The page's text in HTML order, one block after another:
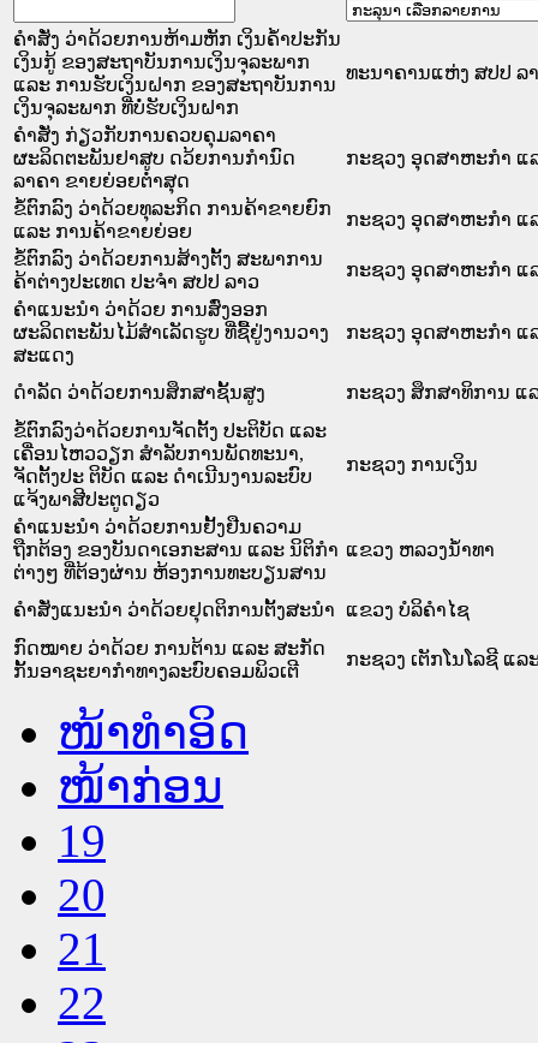
ຄຳສັ່ງ ວ່າດ້ວຍການຫ້າມຫັກ ເງິນຄ້ຳປະກັນ
ເງິນກູ້ ຂອງສະຖາບັນການເງິນຈຸລະພາກ
ແລະ ການຮັບເງິນຝາກ ຂອງສະຖາບັນການ
ເງິນຈຸລະພາກ ທີ່ບໍ່ຮັບເງິນຝາກ
ທະນາຄານແຫ່ງ ສປປ ລ
ຄຳສັ່ງ ກ່ຽວກັບການຄວບຄຸມລາຄາ
ຜະລິດຕະພັນຢາສູບ ດວ້ຍການກຳນົດ
ລາຄາ ຂາຍຍ່ອຍຕ່ຳສຸດ
ກະຊວງ ອຸດສາຫະກຳ ແ
ຂໍ້ຕົກລົງ ວ່າດ້ວຍທຸລະກິດ ການຄ້າຂາຍຍົກ
ແລະ ການຄ້າຂາຍຍ່ອຍ
ກະຊວງ ອຸດສາຫະກຳ ແ
ຂໍ້ຕົກລົງ ວ່າດ້ວຍການສ້າງຕັ້ງ ສະພາການ
ຄ້າຕ່າງປະເທດ ປະຈຳ ສປປ ລາວ
ກະຊວງ ອຸດສາຫະກຳ ແ
ຄຳແນະນຳ ວ່າດ້ວຍ ການສົ່ງອອກ
ຜະລິດຕະພັນໄມ້ສຳເລັດຮູບ ທີ່ຊື້ຢູ່ງານວາງ
ສະແດງ
ກະຊວງ ອຸດສາຫະກຳ ແ
ດຳລັດ ວ່າດ້ວຍການສຶກສາຊັ້ນສູງ
ກະຊວງ ສຶກສາທິການ ແ
ຂໍ້ຕົກລົງວ່າດ້ວຍການຈັດຕັ້ງ ປະຕິບັດ ແລະ
ເຄື່ອນໄຫວວຽກ ສຳລັບການພັດທະນາ,
ຈັດຕັ້ງປະ ຕິບັດ ແລະ ດຳເນີນງານລະບົບ
ແຈ້ງພາສີປະຕູດຽວ
ກະຊວງ ການເງິນ
ຄຳແນະນຳ ວ່າດ້ວຍການຢັ້ງຢືນຄວາມ
ຖືກຕ້ອງ ຂອງບັນດາເອກະສານ ແລະ ນິຕິກຳ
ຕ່າງໆ ທີ່ຕ້ອງຜ່ານ ຫ້ອງການທະບຽນສານ
ແຂວງ ຫລວງນໍ້າທາ
ຄຳສັ່ງແນະນຳ ວ່າດ້ວຍຢຸດຕິການຕັ້ງສະນຳ
ແຂວງ ບໍລິຄໍາໄຊ
ກົດໝາຍ ວ່າດ້ວຍ ການຕ້ານ ແລະ ສະກັດ
ກັ້ນອາຊະຍາກຳທາງລະບົບຄອມພິວເຕີ
ກະຊວງ ເຕັກໂນໂລຊີ ແ
ໜ້າທໍາອິດ
ໜ້າກ່ອນ
19
20
21
22